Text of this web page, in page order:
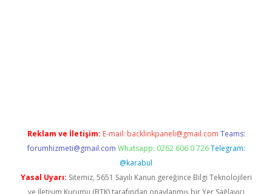
Reklam ve İletişim: E-mail: backlinkpaneli@gmail.com Teams:
forumhizmeti@gmail.com Whatsapp: 0262 606 0 726 Telegram:
@karabul
Yasal Uyarı: Sitemiz, 5651 Sayılı Kanun gereğince Bilgi Teknolojileri
ve İletişim Kurumu (BTK) tarafından onaylanmış bir Yer Sağlayıcı